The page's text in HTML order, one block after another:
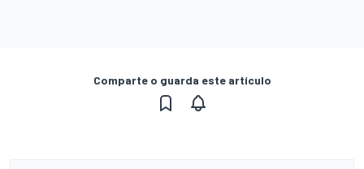
Comparte o guarda este artículo